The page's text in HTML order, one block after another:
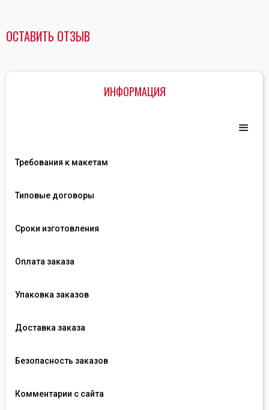
ИНФОРМАЦИЯ
Требования к макетам
Типовые договоры
Сроки изготовления
Оплата заказа
Упаковка заказов
Доставка заказа
Безопасность заказов
Комментарии с сайта
ОСТАВИТЬ ОТЗЫВ